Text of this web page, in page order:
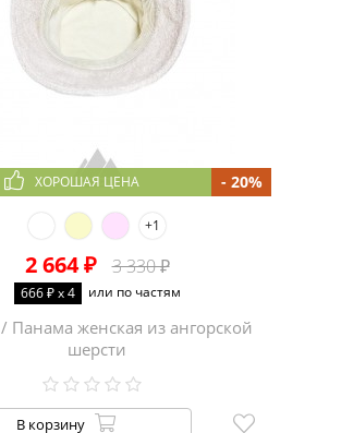
ХОРОШАЯ ЦЕНА
+1
2 664 ₽ 3 330 ₽
- 20%
666 ₽ x 4 или по частям
/ Панама женская из ангорской
шерсти
В корзину